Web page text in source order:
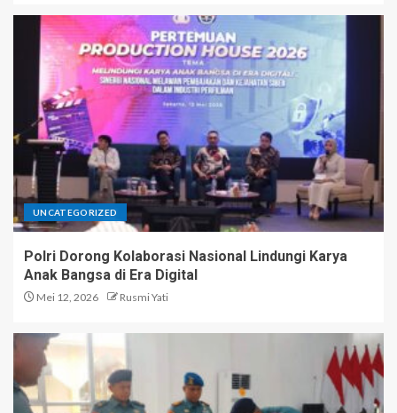
UNCATEGORIZED
Polri Dorong Kolaborasi Nasional Lindungi Karya
Anak Bangsa di Era Digital
Mei 12, 2026 Rusmi Yati